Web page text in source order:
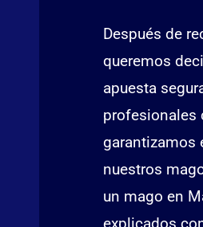
Después de
queremos
apuesta
profesionales
garantizamos
nuestros
un mago en